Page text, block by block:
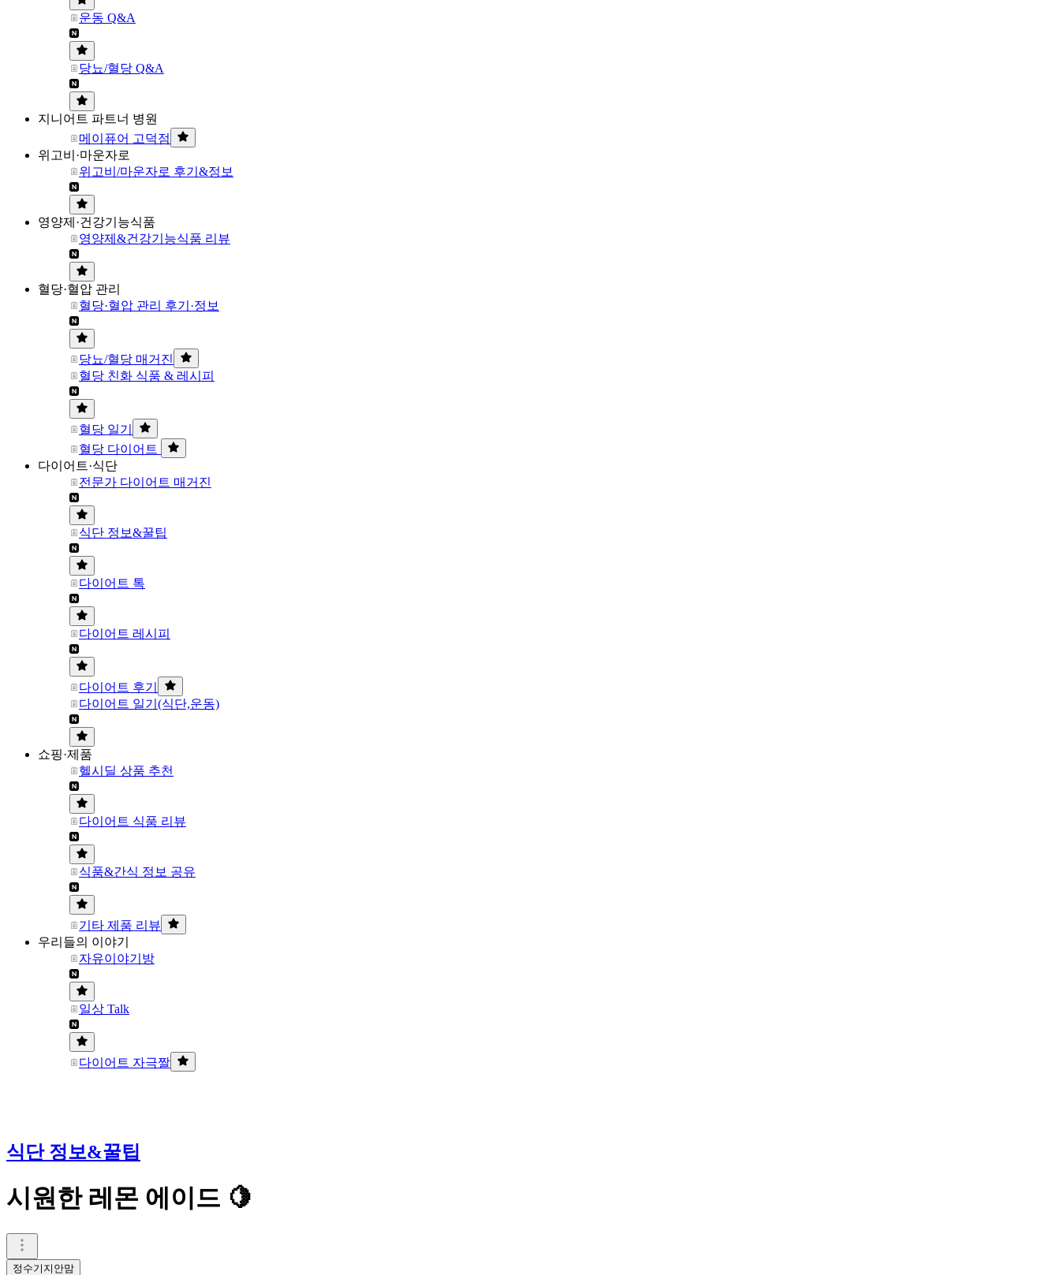
운동 Q&A
당뇨/혈당 Q&A
지니어트 파트너 병원
메이퓨어 고덕점
위고비·마운자로
위고비/마운자로 후기&정보
영양제·건강기능식품
영양제&건강기능식품 리뷰
혈당·혈압 관리
혈당·혈압 관리 후기·정보
당뇨/혈당 매거진
혈당 친화 식품 & 레시피
혈당 일기
혈당 다이어트
다이어트·식단
전문가 다이어트 매거진
식단 정보&꿀팁
다이어트 톡
다이어트 레시피
다이어트 후기
다이어트 일기(식단,운동)
쇼핑·제품
헬시딜 상품 추천
다이어트 식품 리뷰
식품&간식 정보 공유
기타 제품 리뷰
우리들의 이야기
자유이야기방
일상 Talk
다이어트 자극짤
식단 정보&꿀팁
시원한 레몬 에이드 🍋
정수기지안맘